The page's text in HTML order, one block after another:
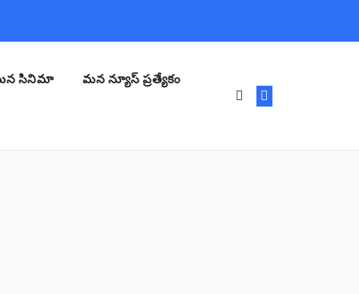
సినిమా మన న్యూస్ ప్రత్యేకం